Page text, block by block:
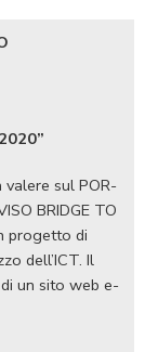
sul POR-
BRIDGE TO
progetto di
dell’ICT. Il
un sito web e-